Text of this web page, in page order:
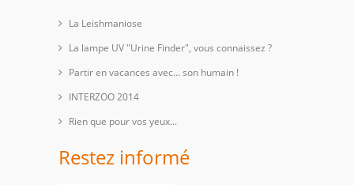
La Leishmaniose
La lampe UV "Urine Finder", vous connaissez ?
Partir en vacances avec… son humain !
INTERZOO 2014
Rien que pour vos yeux...
Restez informé